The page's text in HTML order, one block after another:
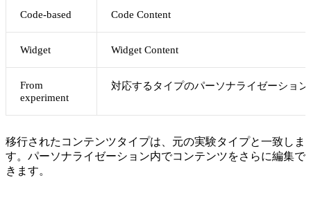
Code-based Code Content
Widget Widget Content
From
experiment
対応するタイプのパーソナライゼーショ
移行されたコンテンツタイプは、元の実験タイプと一致しま
す。パーソナライゼーション内でコンテンツをさらに編集で
きます。